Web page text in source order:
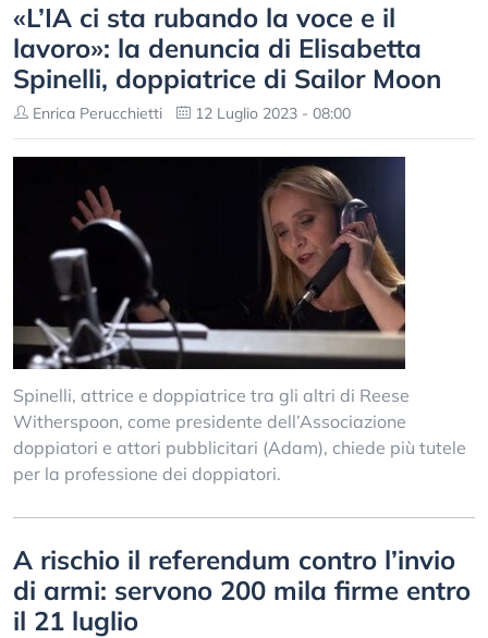
«L’IA ci sta rubando la voce e il
lavoro»: la denuncia di Elisabetta
Spinelli, doppiatrice di Sailor Moon
Enrica Perucchietti 12 Luglio 2023 - 08:00
Spinelli, attrice e doppiatrice tra gli altri di Reese
Witherspoon, come presidente dell’Associazione
doppiatori e attori pubblicitari (Adam), chiede più tutele
per la professione dei doppiatori.
A rischio il referendum contro l’invio
di armi: servono 200 mila firme entro
il 21 luglio